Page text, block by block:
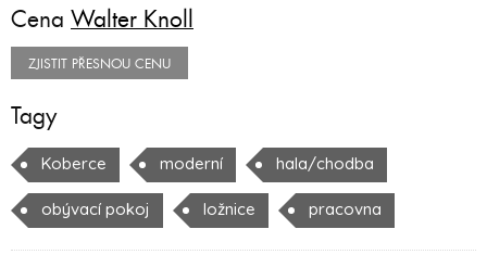
Cena Walter Knoll
ZJISTIT PŘESNOU CENU
Tagy
Koberce moderní hala/chodba
obývací pokoj ložnice pracovna